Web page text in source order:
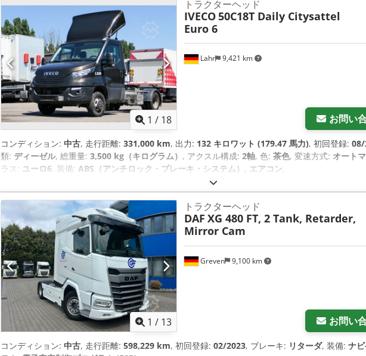
1 / 18
Lahr 9,421 km
トラクターヘッド
IVECO50C18T Daily Citysattel
Euro 6
お問い
コンディション: 中古, 走行距離: 331,000 km, 出力: 132 キロワット (179.47 馬力), 初回登録:
類: ディーゼル, 総重量: 3,500 kg（キログラム） , アクスル構成: 2軸, 色: 茶色, 変速方式: オート
ラス: ユーロ6, 装備: ABS（アンチロック・ブレーキ・システム）, エアコン,
1 / 13
Greven 9,100 km
トラクターヘッド
DAF XG 480 FT, 2 Tank, Retarder,
Mirror Cam
お問い
コンディション: 中古, 走行距離: 598,229 km, 初回登録: 02/2023, ブレーキ: リターダ, 装備: ナ